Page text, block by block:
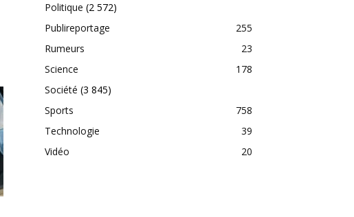
Politique (2 572)
Publireportage
255
Rumeurs
23
Science
178
Société (3 845)
Sports
758
Technologie
39
Vidéo
20